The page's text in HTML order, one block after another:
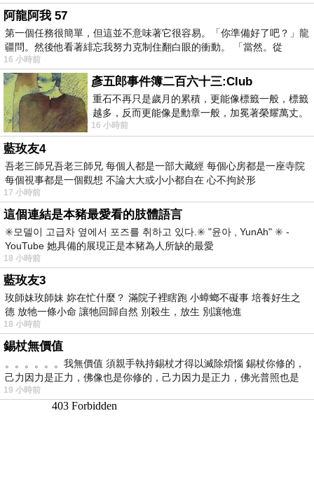
阿龍阿我 57
第一個任務很簡單，但這並不意味著它很容易。「你準備好了吧？」龍
疆問。然後他看著緋忘我努力克制住翻白眼的衝動。 「當然。從
16 小時前
彥五郎事件簿二百六十三:Club
重石不再只是歲月的累積，更能像標籤一般，標籤
越多，反而更能像是勳章一般，加冕著榮耀萬丈。
習慣一如縱容，成了再難輕輕放下的罪證
16 小時前
藍玫友4
吾老三師兄吾老三師兄 每個人都是一部大藏經 每個心房都是一座寺院
每個視事都是一個觀想 不論大大或小小都自在 心不拘於形
17 小時前
這個連結是本豬最愛看的肢體語言
✳️모델이 고급차 옆에서 포즈를 취하고 있다.✳️ "윤아 , YunAh" ✳️ -
YouTube 她具備的展現正是本豬為人所缺的最愛
18 小時前
藍玫友3
玫師妹玫師妹 妳在忙什麼？ 滿院子裡瞎跑 小蟑螂不礙事 培養好生之
德 放牠一條小命 讓牠回歸自然 別殺生，放生 別讓牠進
18 小時前
錫杖無價值
。。。。。。我無價值 須親手執持錫杖才得以滅除煩惱 錫杖你修的，
己力因力是正力，佛像也是你修的，己力因力是正力，佛光普照也是
19 小時前